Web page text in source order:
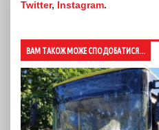
Twitter, Instagram.
ВАМ ТАКОЖ МОЖЕ СПОДОБАТИСЯ...